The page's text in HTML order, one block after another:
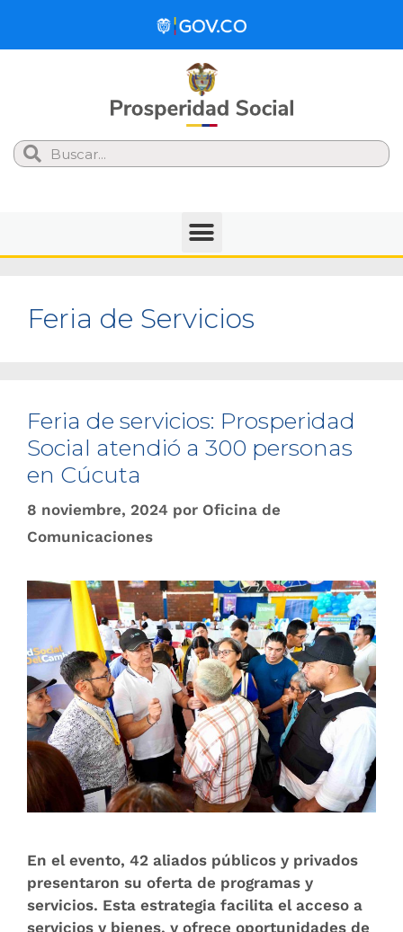
Search
Feria de Servicios
Feria de servicios: Prosperidad
Social atendió a 300 personas
en Cúcuta
8 noviembre, 2024 por Oficina de
Comunicaciones
En el evento, 42 aliados públicos y privados
presentaron su oferta de programas y
servicios. Esta estrategia facilita el acceso a
servicios y bienes, y ofrece oportunidades de